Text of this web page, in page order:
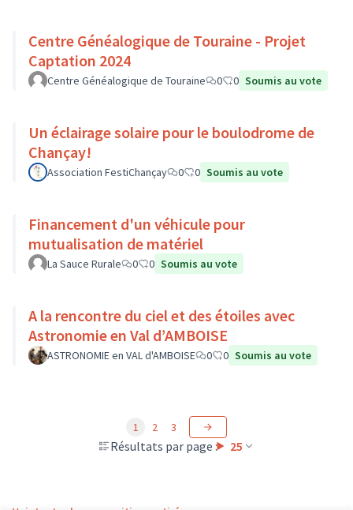
Centre Généalogique de Touraine - Projet
Captation 2024
Centre Généalogique de Touraine 0 0 Soumis au vote
Un éclairage solaire pour le boulodrome de
Chançay!
Association FestiChançay 0 0 Soumis au vote
Financement d'un véhicule pour
mutualisation de matériel
La Sauce Rurale 0 0 Soumis au vote
A la rencontre du ciel et des étoiles avec
Astronomie en Val d’AMBOISE
ASTRONOMIE en VAL d'AMBOISE 0 0 Soumis au vote
Résultats par page : 25
1 2 3